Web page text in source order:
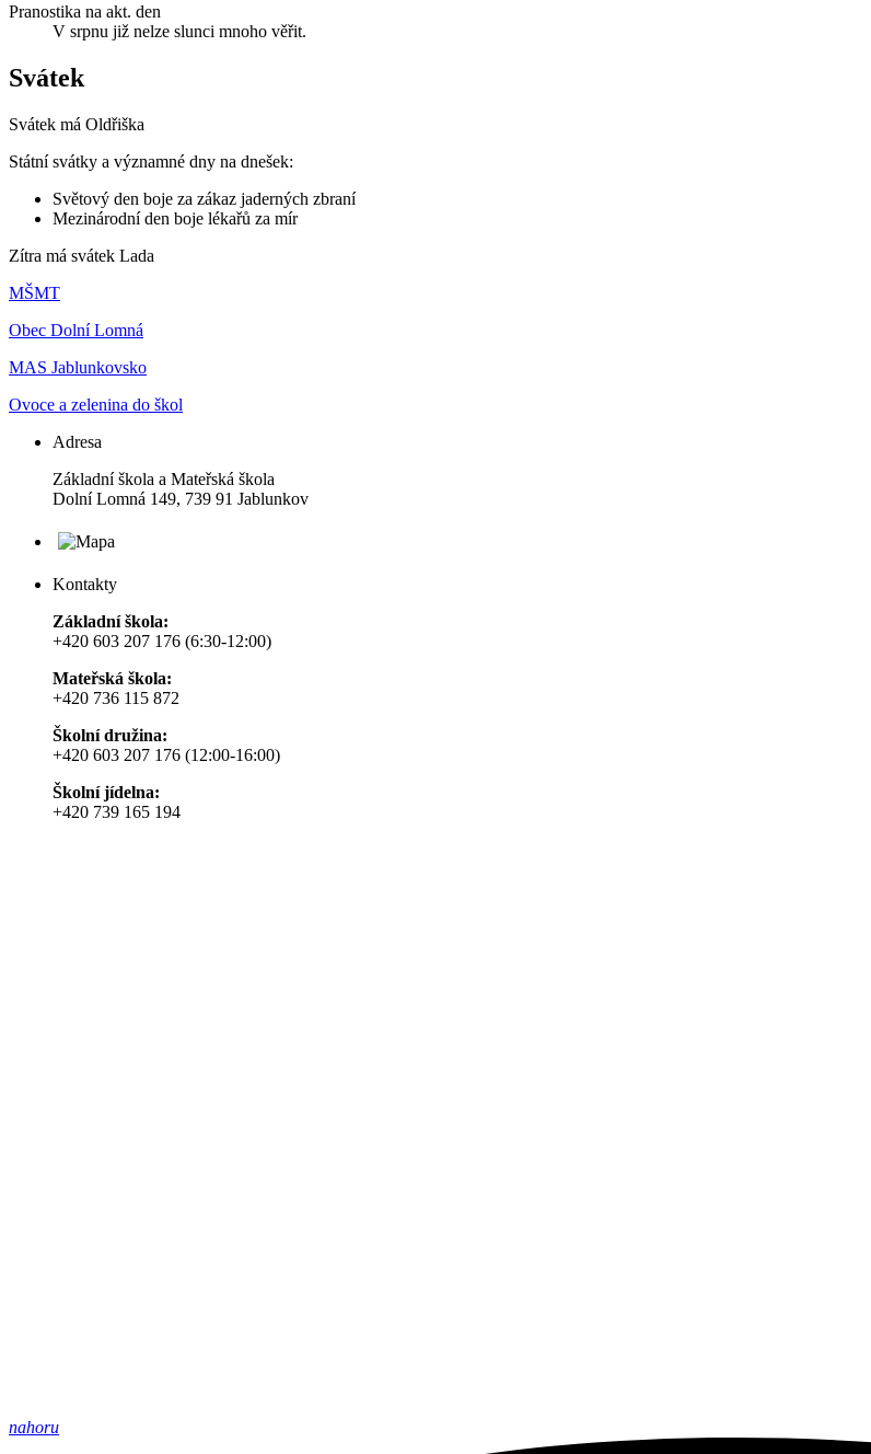
Pranostika na akt. den
V srpnu již nelze slunci mnoho věřit.
Svátek
Svátek má Oldřiška
Státní svátky a významné dny na dnešek:
Světový den boje za zákaz jaderných zbraní
Mezinárodní den boje lékařů za mír
Zítra má svátek Lada
MŠMT
Obec Dolní Lomná
MAS Jablunkovsko
Ovoce a zelenina do škol
Adresa
Základní škola a Mateřská škola
Dolní Lomná 149, 739 91 Jablunkov
Kontakty
Základní škola:
+420 603 207 176 (6:30-12:00)
Mateřská škola:
+420 736 115 872
Školní družina:
+420 603 207 176 (12:00-16:00)
Školní jídelna:
+420 739 165 194
nahoru